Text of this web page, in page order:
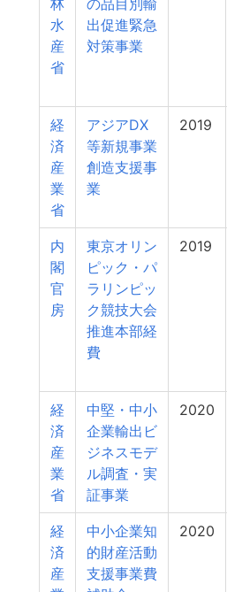
林
水
産
省
の品目別輸
出促進緊急
対策事業
経
済
産
業
省
アジアDX
等新規事業
創造支援事
業
2019
内
閣
官
房
東京オリン
ピック・パ
ラリンピッ
ク競技大会
推進本部経
費
2019
経
済
産
業
省
中堅・中小
企業輸出ビ
ジネスモデ
ル調査・実
証事業
2020
経
済
産
中小企業知
的財産活動
支援事業費
2020